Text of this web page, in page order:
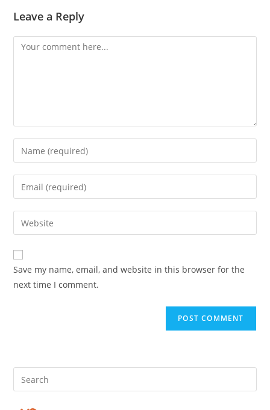
Leave a Reply
Comment
Enter
your
name
comment
Enter
your
email
address
comment
Enter
your
website
URL
(optional)
Save my name, email, and website in this browser for the
next time I comment.